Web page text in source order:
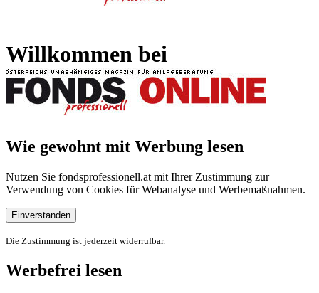
Willkommen bei
Wie gewohnt mit Werbung lesen
Nutzen Sie fondsprofessionell.at mit Ihrer Zustimmung zur
Verwendung von Cookies für Webanalyse und Werbemaßnahmen.
Einverstanden
Die Zustimmung ist jederzeit widerrufbar.
Werbefrei lesen